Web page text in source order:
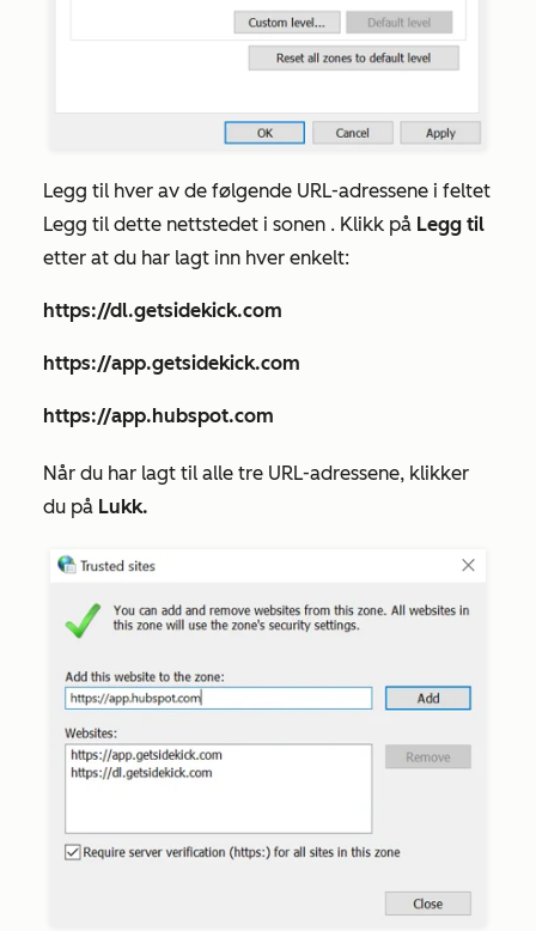
Legg til hver av de følgende URL-adressene i feltet
Legg til dette nettstedet i sonen . Klikk på Legg til
etter at du har lagt inn hver enkelt:
https://dl.getsidekick.com
https://app.getsidekick.com
https://app.hubspot.com
Når du har lagt til alle tre URL-adressene, klikker
du på Lukk.